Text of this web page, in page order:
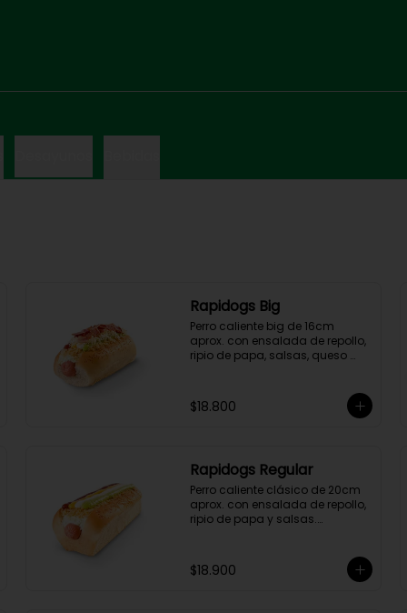
Rapidogs Big
Perro caliente big de 16cm
aprox. con ensalada de repollo,
ripio de papa, salsas, queso
$18.800
Rapidogs Regular
Perro caliente clásico de 20cm
aprox. con ensalada de repollo,
ripio de papa y salsas.
$18.900